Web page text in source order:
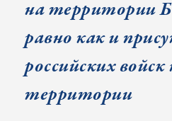
на территории
равно как и
российских
территории